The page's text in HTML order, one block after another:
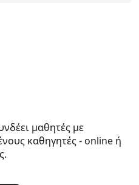
μαθητές με
καθηγητές - online ή